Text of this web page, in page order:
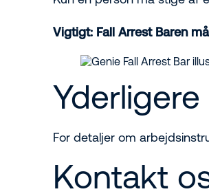
Vigtigt: Fall Arrest Baren
For detaljer om
Kontakt